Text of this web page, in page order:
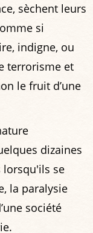
sèchent leurs
si
indigne, ou
terrorisme et
le fruit d’une
dizaines
lorsqu'ils se
la paralysie
société